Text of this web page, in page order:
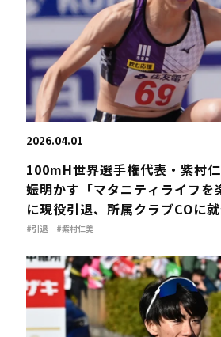
2026.04.01
100mH世界選手権代表・紫村
娠明かす「マタニティライフを
に現役引退、所属クラブCOに
#引退 #紫村仁美